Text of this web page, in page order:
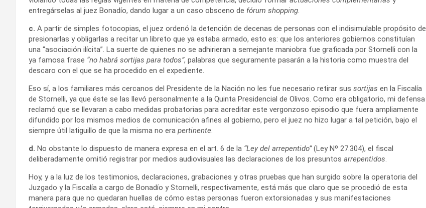
entregárselas al juez Bonadío, dando lugar a un caso obsceno de fórum shopping
c. A partir de simples fotocopias, el juez ordenó la detención de decenas de personas con el indisimulable propósito de
presionarlas y obligarlas a recitar un libreto que ya estaba armado, esto es: que los anteriores gobiernos constituían
una “asociación ilícita”. La suerte de quienes no se adhirieran a semejante maniobra fue graficada por Stornelli con la
ya famosa frase “no habrá sortijas para todos”, palabras que seguramente pasarán a la historia como muestra del
descaro con el que se ha procedido en el expediente.
Eso sí, a los familiares más cercanos del Presidente de la Nación no les fue necesario retirar sus sortijas en la Fiscalía
de Stornelli, ya que éste se las llevó personalmente a la Quinta Presidencial de Olivos. Como era obligatorio, mi defensa
reclamó que se llevaran a cabo medidas probatorias para acreditar este vergonzoso episodio que fuera ampliamente
difundido por los mismos medios de comunicación afines al gobierno, pero el juez no hizo lugar a tal petición, bajo el
siempre útil latiguillo de que la misma no era pertinente
d. No obstante lo dispuesto de manera expresa en el art. 6 de la “Ley del arrepentido”(Ley Nº 27.304), el fiscal
deliberadamente omitió registrar por medios audiovisuales las declaraciones de los presuntos arrepentidos
Hoy, y a la luz de los testimonios, declaraciones, grabaciones y otras pruebas que han surgido sobre la operatoria del
Juzgado y la Fiscalía a cargo de Bonadío y Stornelli, respectivamente, está más que claro que se procedió de esta
manera para que no quedaran huellas de cómo estas personas fueron extorsionadas y sus manifestaciones